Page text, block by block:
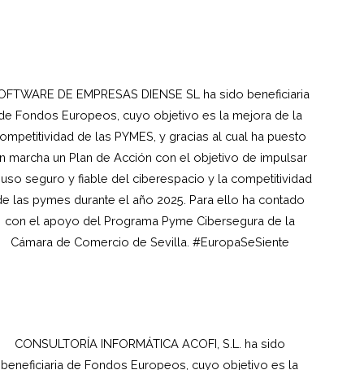
DE EMPRESAS DIENSE SL ha sido beneficiaria
Fondos Europeos, cuyo objetivo es la mejora de la
de las PYMES, y gracias al cual ha puesto
marcha un Plan de Acción con el objetivo de impulsar
seguro y fiable del ciberespacio y la competitividad
las pymes durante el año 2025. Para ello ha contado
con el apoyo del Programa Pyme Cibersegura de la
Cámara de Comercio de Sevilla. #EuropaSeSiente
CONSULTORÍA INFORMÁTICA ACOFI, S.L. ha sido
beneficiaria de Fondos Europeos, cuyo objetivo es la